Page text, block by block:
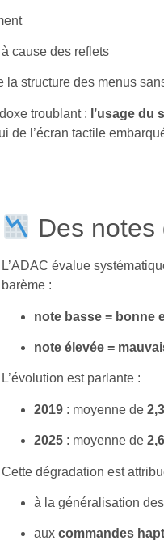
cause des reflets
la structure des menus
troublant : l’usage du
de l’écran tactile
Des notes
L’ADAC évalue
barème :
note basse = bonne
note élevée =
L’évolution est parlante :
2019: moyenne de 2,3
2025: moyenne de 2,6
Cette dégradation est
à la généralisation des
aux commandes